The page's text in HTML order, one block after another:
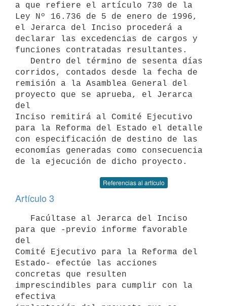
a que refiere el artículo 730 de la
Ley Nº 16.736 de 5 de enero de 1996,
el Jerarca del Inciso procederá a
declarar las excedencias de cargos y
funciones contratadas resultantes.
corridos, contados desde la fecha de
remisión a la Asamblea General del
proyecto que se aprueba, el Jerarca
del
Inciso remitirá al Comité Ejecutivo
para la Reforma del Estado el detalle
con especificación de destino de las
economías generadas como consecuencia
Referencias al artículo
Artículo 3
para que -previo informe favorable
del
Comité Ejecutivo para la Reforma del
Estado- efectúe las acciones
concretas que resulten
imprescindibles para cumplir con la
efectiva